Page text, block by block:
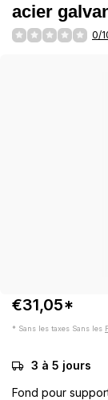
acier
0/
€31,05*
* Sans les taxes Sans les
3 à 5 jours
Fond pour